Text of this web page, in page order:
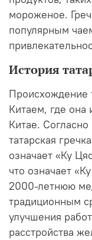
мороженое.
популярным
История
Происхождение
Китаем, где она
Китае.
татарская
означает «Ку
что означает
2000-летнюю
традиционным
улучшения
расстройства